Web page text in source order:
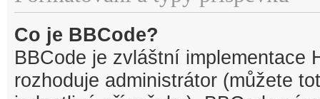
Co je BBCode?
BBCode je zvláštní implementace
rozhoduje administrátor (můžete